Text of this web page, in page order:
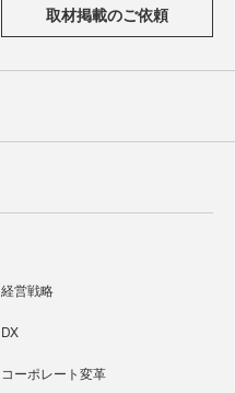
取材掲載のご依頼
経営戦略
DX
コーポレート変革